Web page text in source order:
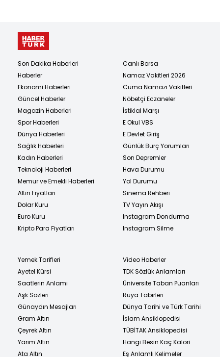
Son Dakika Haberleri
Haberler
Ekonomi Haberleri
Güncel Haberler
Magazin Haberleri
Spor Haberleri
Dünya Haberleri
Sağlık Haberleri
Kadın Haberleri
Teknoloji Haberleri
Memur ve Emekli Haberleri
Altın Fiyatları
Dolar Kuru
Euro Kuru
Kripto Para Fiyatları
Canlı Borsa
Namaz Vakitleri 2026
Cuma Namazı Vakitleri
Nöbetçi Eczaneler
İstiklal Marşı
E Okul VBS
E Devlet Giriş
Günlük Burç Yorumları
Son Depremler
Hava Durumu
Yol Durumu
Sinema Rehberi
TV Yayın Akışı
Instagram Dondurma
Instagram Silme
Yemek Tarifleri
Ayetel Kürsi
Saatlerin Anlamı
Aşk Sözleri
Günaydın Mesajları
Gram Altın
Çeyrek Altın
Yarım Altın
Ata Altın
Video Haberler
TDK Sözlük Anlamları
Üniversite Taban Puanları
Rüya Tabirleri
Dünya Tarihi ve Türk Tarihi
İslam Ansiklopedisi
TÜBİTAK Ansiklopedisi
Hangi Besin Kaç Kalori
Eş Anlamlı Kelimeler